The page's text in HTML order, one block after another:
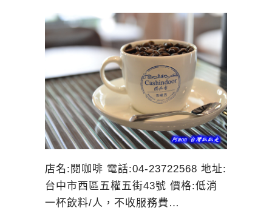
店名:閱咖啡 電話:04-23722568 地址:
台中市西區五權五街43號 價格:低消
一杯飲料/人，不收服務費…